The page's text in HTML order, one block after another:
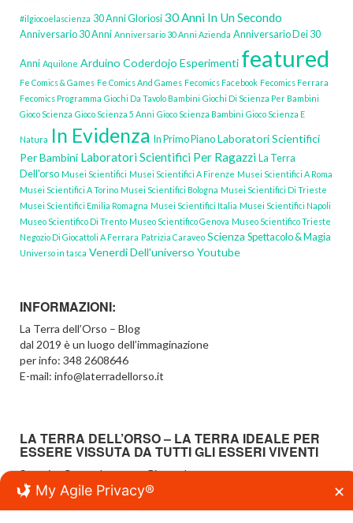
#ilgiocoelascienza 30 Anni Gloriosi30 Anni In Un Secondo
Anniversario 30 Anni Anniversario 30 Anni Azienda Anniversario Dei 30
Anni Aquilone Arduino Coderdojo Esperimenti featured
Fe Comics & Games Fe Comics And Games Fecomics Facebook Fecomics Ferrara
Fecomics Programma Giochi Da Tavolo Bambini Giochi Di Scienza Per Bambini
Gioco Scienza Gioco Scienza 5 Anni Gioco Scienza Bambini Gioco Scienza E
Natura In Evidenza In Primo PianoLaboratori Scientifici
Per Bambini Laboratori Scientifici Per RagazziLa Terra
Dell'orso Musei Scientifici Musei Scientifici A Firenze Musei Scientifici A Roma
Musei Scientifici A Torino Musei Scientifici Bologna Musei Scientifici Di Trieste
Musei Scientifici Emilia Romagna Musei Scientifici Italia Musei Scientifici Napoli
Museo Scientifico Di Trento Museo Scientifico Genova Museo Scientifico Trieste
Negozio Di Giocattoli A Ferrara Patrizia Caraveo Scienza Spettacolo & Magia
Universo in tasca Venerdi Dell'universo Youtube
INFORMAZIONI:
La Terra dell’Orso – Blog
dal 2019 è un luogo dell’immaginazione
per info: 348 2608646
E-mail: info@laterradellorso.it
LA TERRA DELL’ORSO – LA TERRA IDEALE PER
ESSERE VISSUTA DA TUTTI GLI ESSERI VIVENTI
Scoprire Creare Imparare Giocando…
…a tutte le età
My Agile Privacy® ✕